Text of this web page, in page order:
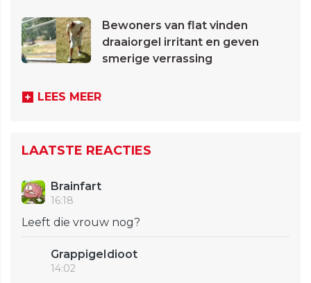
Bewoners van flat vinden
draaiorgel irritant en geven
smerige verrassing
LEES MEER
LAATSTE REACTIES
Brainfart
16:18
Leeft die vrouw nog?
GrappigeIdioot
14:02